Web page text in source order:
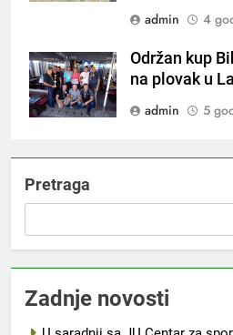
admin
4
Održan kup
na plovak u
admin
5
Pretraga
Zadnje novosti